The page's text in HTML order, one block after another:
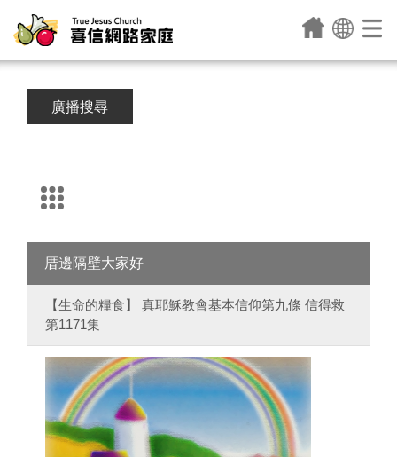
廣播搜尋
厝邊隔壁大家好
【生命的糧食】 真耶穌教會基本信仰第九條 信得救
第1171集